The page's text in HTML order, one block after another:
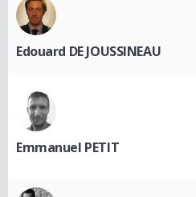
Edouard DE JOUSSINEAU
Emmanuel PETIT